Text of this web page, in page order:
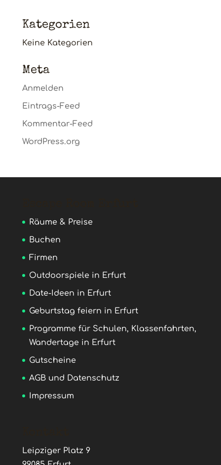
Kategorien
Keine Kategorien
Meta
Anmelden
Eintrags-Feed
Kommentar-Feed
WordPress.org
Räume & Preise
Buchen
Firmen
Outdoorspiele in Erfurt
Date-Ideen in Erfurt
Geburtstag feiern in Erfurt
Programme für Schulen, Klassenfahrten,
Wandertage in Erfurt
Gutscheine
AGB und Datenschutz
Impressum
Leipziger Platz 9